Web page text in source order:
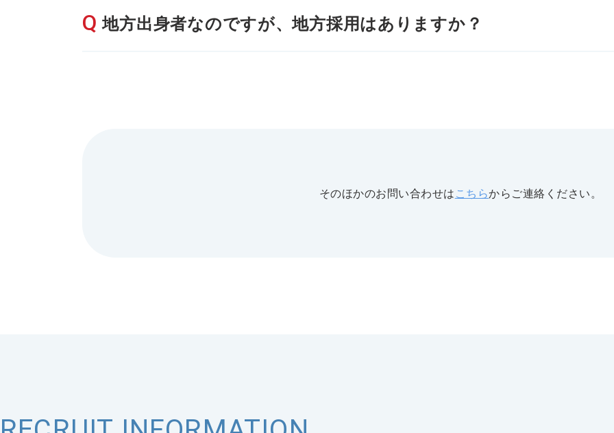
地方出身者なのですが、地方採用はありますか？
そのほかのお問い合わせはこちらからご連絡ください。